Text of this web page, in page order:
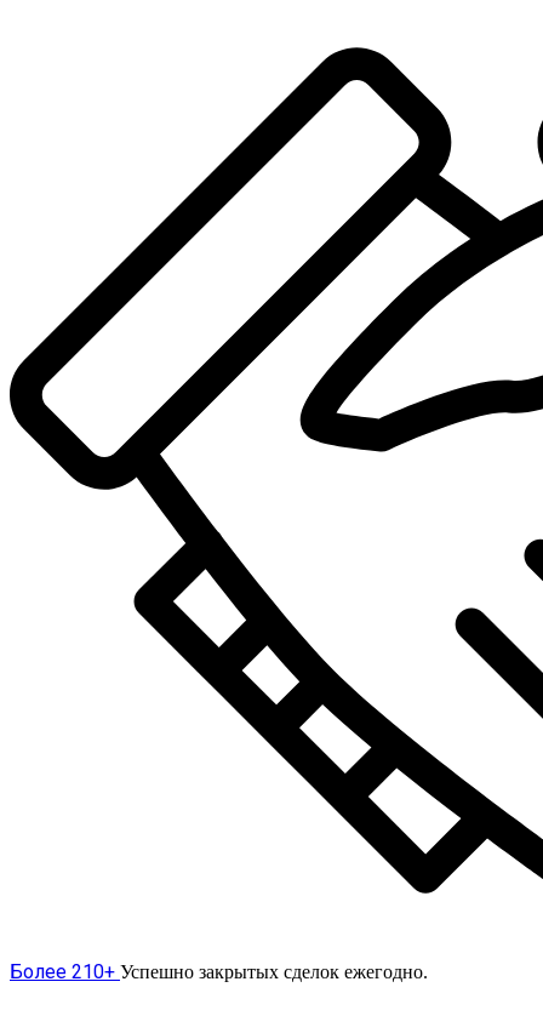
Более 210+ Успешно закрытых сделок ежегодно.